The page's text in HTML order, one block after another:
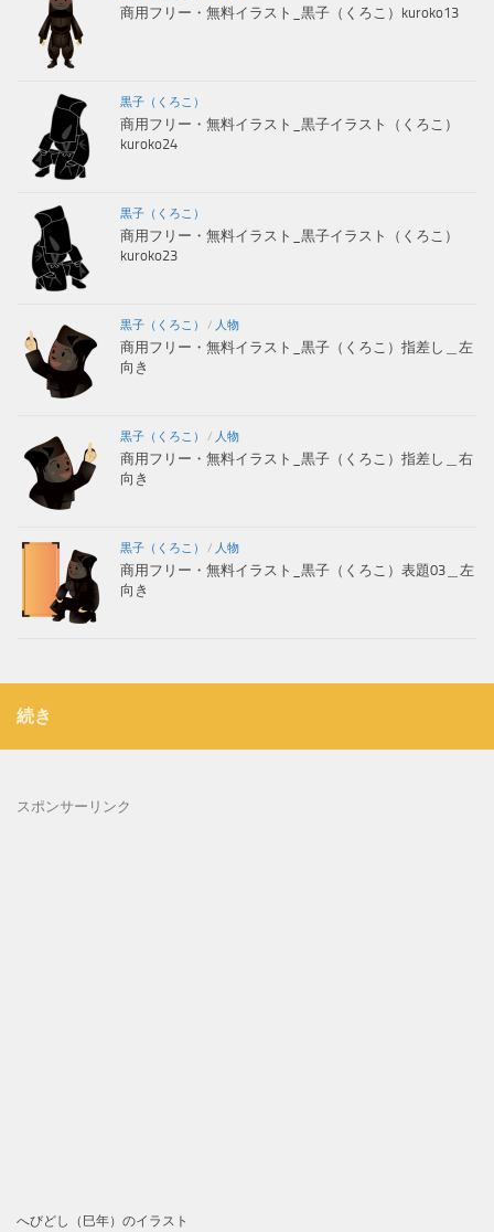
商用フリー・無料イラスト_黒子（くろこ）kuroko13
黒子（くろこ）
商用フリー・無料イラスト_黒子イラスト（くろこ）
kuroko24
黒子（くろこ）
商用フリー・無料イラスト_黒子イラスト（くろこ）
kuroko23
黒子（くろこ） / 人物
商用フリー・無料イラスト_黒子（くろこ）指差し＿左
向き
黒子（くろこ） / 人物
商用フリー・無料イラスト_黒子（くろこ）指差し＿右
向き
黒子（くろこ） / 人物
商用フリー・無料イラスト_黒子（くろこ）表題03＿左
向き
続き
スポンサーリンク
へびどし（巳年）のイラスト